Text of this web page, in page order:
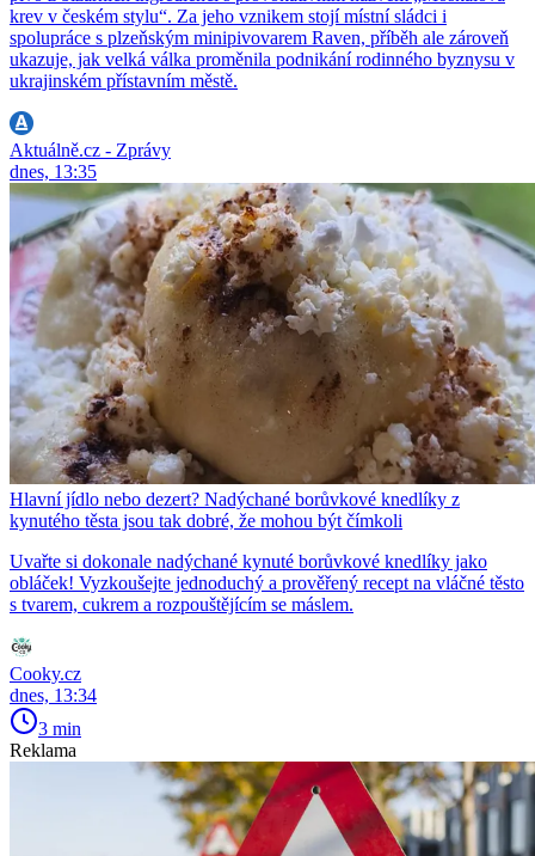
krev v českém stylu“. Za jeho vznikem stojí místní sládci i
spolupráce s plzeňským minipivovarem Raven, příběh ale zároveň
ukazuje, jak velká válka proměnila podnikání rodinného byznysu v
ukrajinském přístavním městě.
Aktuálně.cz - Zprávy
dnes, 13:35
Hlavní jídlo nebo dezert? Nadýchané borůvkové knedlíky z
kynutého těsta jsou tak dobré, že mohou být čímkoli
Uvařte si dokonale nadýchané kynuté borůvkové knedlíky jako
obláček! Vyzkoušejte jednoduchý a prověřený recept na vláčné těsto
s tvarem, cukrem a rozpouštějícím se máslem.
Cooky.cz
dnes, 13:34
3 min
Reklama